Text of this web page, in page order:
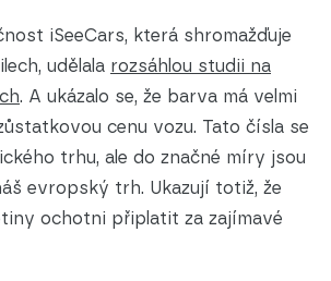
iSeeCars, která shromažďuje
udělala rozsáhlou studii na
. A ukázalo se, že barva má velmi
cenu vozu. Tato čísla se
trhu, ale do značné míry jsou
evropský trh. Ukazují totiž, že
ochotni připlatit za zajímavé